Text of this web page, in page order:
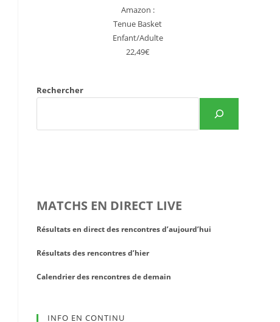
Amazon :
Tenue Basket
Enfant/Adulte
22,49€
Rechercher
MATCHS EN DIRECT LIVE
Résultats en direct des rencontres d’aujourd’hui
Résultats des rencontres d’hier
Calendrier des rencontres de demain
INFO EN CONTINU